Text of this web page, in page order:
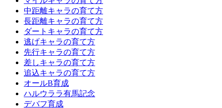
中距離キャラの育て方
長距離キャラの育て方
ダートキャラの育て方
逃げキャラの育て方
先行キャラの育て方
差しキャラの育て方
追込キャラの育て方
オールB育成
ハルウララ有馬記念
デバフ育成